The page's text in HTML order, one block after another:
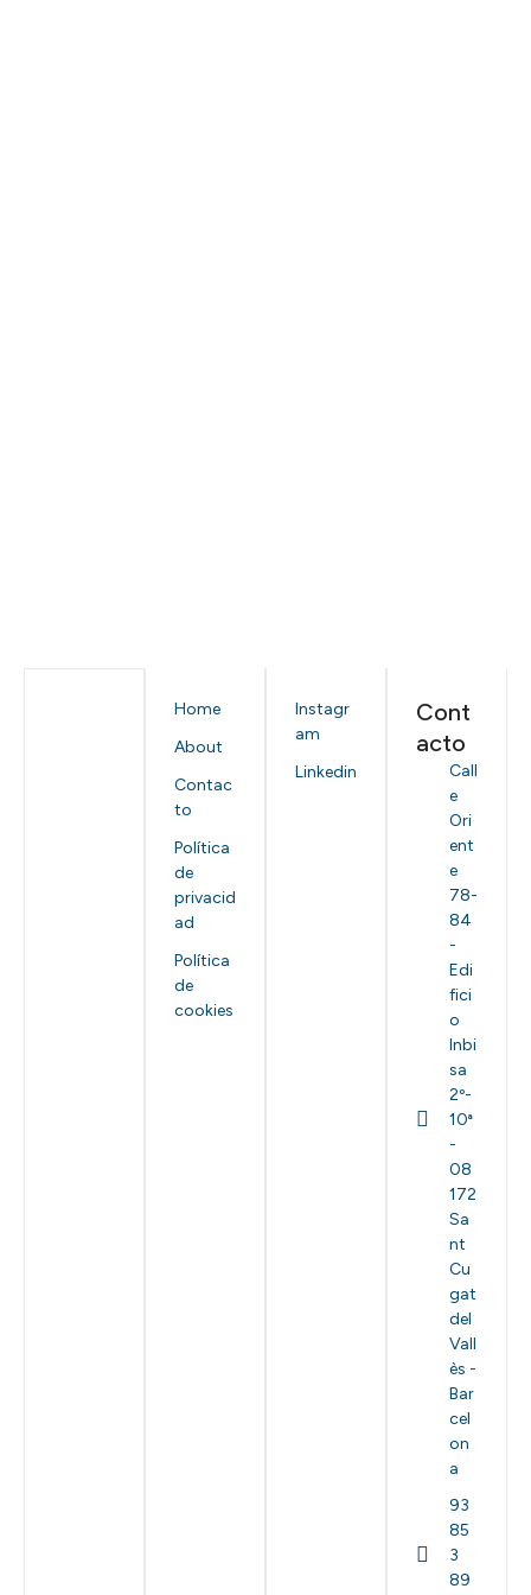
Home
About
Contac
to
Política
de
privacid
ad
Política
de
cookies
Instagr
am
Linkedin
Cont
acto
Call
e
Ori
ent
e
78-
84
-
Edi
fici
o
Inbi
sa
2º-
10ª
-
08
172
Sa
nt
Cu
gat
del
Vall
ès -
Bar
cel
on
a
93
85
3
89